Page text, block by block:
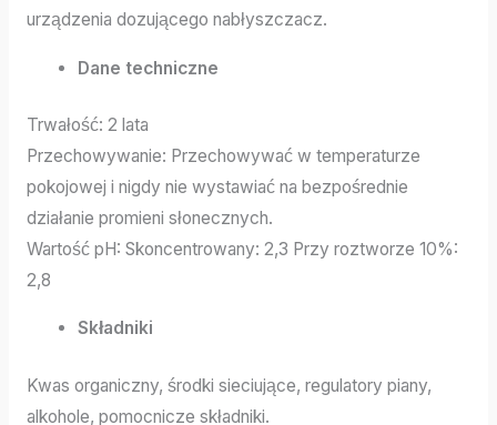
urządzenia dozującego nabłyszczacz.
Dane techniczne
Trwałość: 2 lata
Przechowywanie: Przechowywać w temperaturze
pokojowej i nigdy nie wystawiać na bezpośrednie
działanie promieni słonecznych.
Wartość pH: Skoncentrowany: 2,3 Przy roztworze 10%:
2,8
Składniki
Kwas organiczny, środki sieciujące, regulatory piany,
alkohole, pomocnicze składniki.